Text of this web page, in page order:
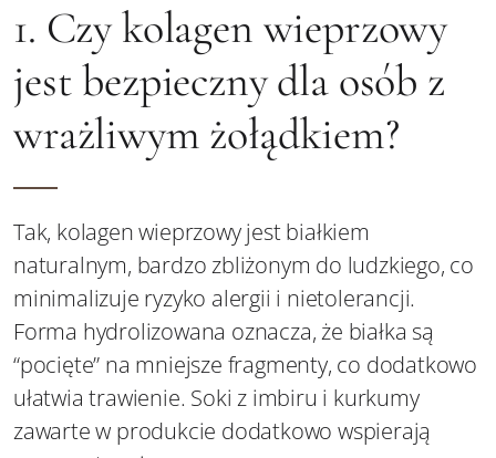
1. Czy kolagen wieprzowy
jest bezpieczny dla osób z
wrażliwym żołądkiem?
Tak, kolagen wieprzowy jest białkiem
naturalnym, bardzo zbliżonym do ludzkiego, co
minimalizuje ryzyko alergii i nietolerancji.
Forma hydrolizowana oznacza, że białka są
“pocięte” na mniejsze fragmenty, co dodatkowo
ułatwia trawienie. Soki z imbiru i kurkumy
zawarte w produkcie dodatkowo wspierają